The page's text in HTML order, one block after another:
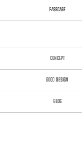
PASSCASE
CONCEPT
GOOD DESIGN
BLOG